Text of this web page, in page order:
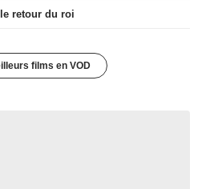
retour du roi
films en VOD